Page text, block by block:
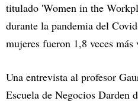
titulado 'Women in the
durante la pandemia del
mujeres fueron 1,8 veces más
Una entrevista al profesor
Escuela de Negocios Darden